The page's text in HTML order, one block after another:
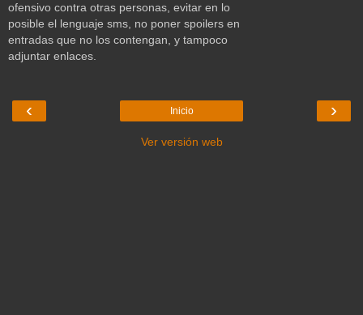
ofensivo contra otras personas, evitar en lo
posible el lenguaje sms, no poner spoilers en
entradas que no los contengan, y tampoco
adjuntar enlaces.
‹ ›
Inicio
Ver versión web